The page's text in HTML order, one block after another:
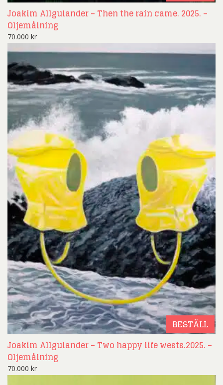
Joakim Allgulander – Then the rain came. 2025. –
Oljemålning
70.000 kr
BESTÄLL
Joakim Allgulander – Two happy life wests.2025. –
Oljemålning
70.000 kr